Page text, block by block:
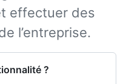
effectuer des
l’entreprise.
?